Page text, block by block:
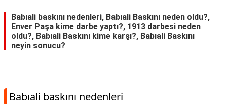
Babıali baskını nedenleri, Babıali Baskını neden oldu?,
Enver Paşa kime darbe yaptı?, 1913 darbesi neden
oldu?, Babıali Baskını kime karşı?, Babıali Baskını
neyin sonucu?
Babıali baskını nedenleri